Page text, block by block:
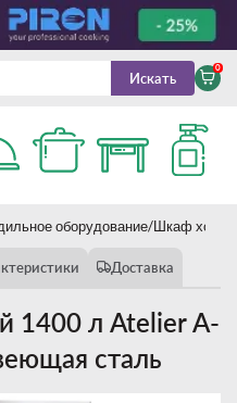
Искать
0
оборудование Шкаф
Доставка
1400 л Atelier А-
сталь